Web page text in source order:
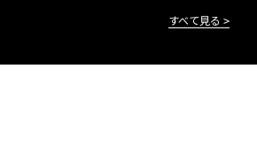
すべて見る